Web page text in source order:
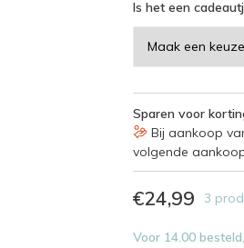
Is het een
Sparen voor
Bij aankoop
volgende
€24,99 3
Voor 14.00